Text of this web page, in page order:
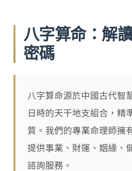
八字算命：解
密碼
八字算命源於中國古代智
日時的天干地支組合，精
質。我們的專業命理師擁
提供事業、財運、姻緣、
諮詢服務。